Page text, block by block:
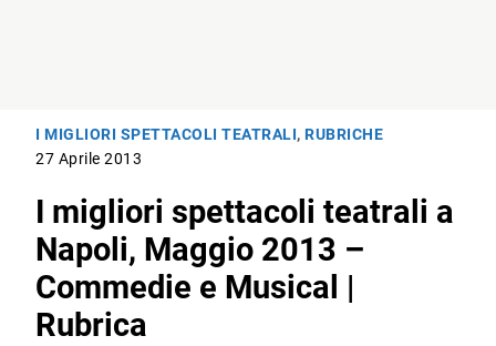
I MIGLIORI SPETTACOLI TEATRALI,RUBRICHE
27 Aprile 2013
I migliori spettacoli teatrali a
Napoli, Maggio 2013 –
Commedie e Musical |
Rubrica